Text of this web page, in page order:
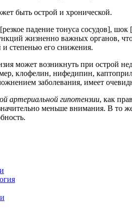
быть острой и хронической.
падение тонуса сосудов],
жизненно важных органов, что
и степенью его снижения.
может возникнуть при острой
клофелин, нифедипин,
заболевания, имеет
артериальной гипотензии, как
меньше внимания. В то